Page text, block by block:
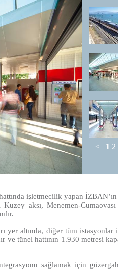
< 1 2
işletmecilik yapan
aksı, Menemen-
altında, diğer tüm istasyonlar
tünel hattının 1.930 metresi
sağlamak için